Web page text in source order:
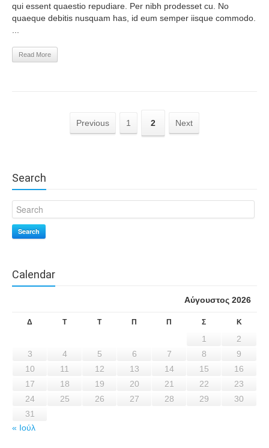
qui essent quaestio repudiare. Per nibh prodesset cu. No
quaeque debitis nusquam has, id eum semper iisque commodo.
Read More
Previous 1 2 Next
Search
Search
Calendar
Αύγουστος 2026
Δ Τ Τ Π Π Σ Κ
1
2
3
4 5 6 7 8
9
10
11 12 13 14 15
16
17
18 19 20 21 22
23
24
25 26 27 28 29
30
31
« Ιούλ